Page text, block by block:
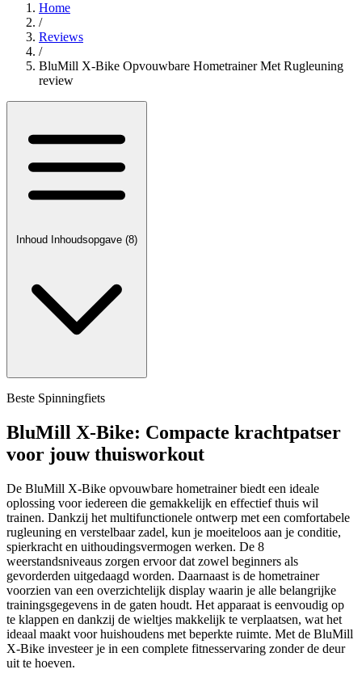
Home
/
Reviews
/
BluMill X-Bike Opvouwbare Hometrainer Met Rugleuning
review
Inhoud Inhoudsopgave (8)
Beste Spinningfiets
BluMill X-Bike: Compacte krachtpatser
voor jouw thuisworkout
De BluMill X-Bike opvouwbare hometrainer biedt een ideale
oplossing voor iedereen die gemakkelijk en effectief thuis wil
trainen. Dankzij het multifunctionele ontwerp met een comfortabele
rugleuning en verstelbaar zadel, kun je moeiteloos aan je conditie,
spierkracht en uithoudingsvermogen werken. De 8
weerstandsniveaus zorgen ervoor dat zowel beginners als
gevorderden uitgedaagd worden. Daarnaast is de hometrainer
voorzien van een overzichtelijk display waarin je alle belangrijke
trainingsgegevens in de gaten houdt. Het apparaat is eenvoudig op
te klappen en dankzij de wieltjes makkelijk te verplaatsen, wat het
ideaal maakt voor huishoudens met beperkte ruimte. Met de BluMill
X-Bike investeer je in een complete fitnesservaring zonder de deur
uit te hoeven.